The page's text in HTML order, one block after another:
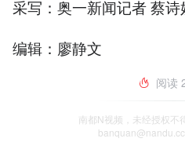
采写：奥一新闻记者 蔡诗
编辑：廖静文
阅读
南都N视频，未经授权不